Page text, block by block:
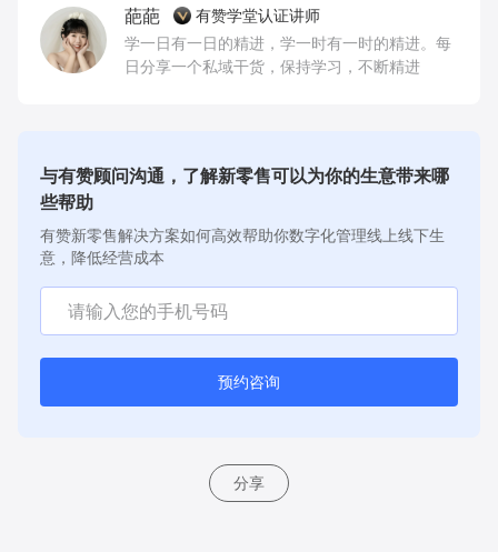
葩葩
有赞学堂认证讲师
学一日有一日的精进，学一时有一时的精进。每
日分享一个私域干货，保持学习，不断精进
与有赞顾问沟通，了解新零售可以为你的生意带来哪
些帮助
有赞新零售解决方案如何高效帮助你数字化管理线上线下生
意，降低经营成本
预约咨询
分享